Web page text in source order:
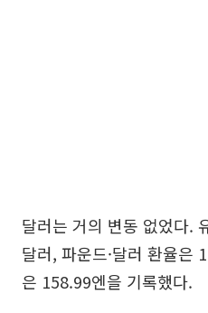
달러는 거의 변동 없었다.
달러, 파운드·달러 환율은
은 158.99엔을 기록했다.